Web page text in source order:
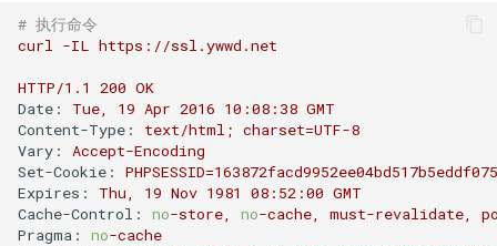
如何自定义 Django 镜像？
如何添加 php-imap扩展模
块？
如何设置 Tomcat容器JVM内
存？
如何自定义 Nodejs 镜像？
如何使用 NPM 安装 VUE 框
架?
Nodejs 使用国内 NPM镜像站
Nodejs 包管理器 NPM
Kubernetes 实战-资源限制
Kubernetes 实战-网络策略
Kubernetes 实战-SVC服务
Kubernetes 实战-机密数据
序？
如何使用 Python 完成 HTML
转 PDF任务？
如何将 Django数据库 从
Sqlite3 迁移到 Mysql？
XenServer 虚拟机无法安装系
统
XenServer 7.0
XenServer 设置虚拟机网络带
宽
Nginx echo 模块
Nginx if与set指令
Nginx 与 X-Forwarded-For
Nginx 配置泛域名
Postgresql 客户端 psql
Mysql容器设置字符集
Mysql容器设置sql_mode模
式
Ubuntu 密码管理软件
keepassx
Remmina 共享文件夹
Ubuntu Grub2没有Windows引
导菜单
Cisco 3560X 升级 License
Cisco Command rejected not
allowed on this interface
使用 wireshark 对比 https 与
http 协议
部署 Maven
Harbor 仓库自动复制镜像
Harbor Send email failed:501
用Harbor实现容器镜像仓库的
管理和运维
Zabbix 配置macro变量
Zabbix 监控 Haproxy
Haproxy 状态统计脚本
Haproxy 配置统计 Socket
Git 配置代理
使用git完成程序上线流程
Git 分布式版本控制系统
git-shell 禁止git用户登陆系统
CentOS Ignoring disk sda
Sysbench IO基准测试
Rsync 删除海量文件测试
简单RAID磁盘阵列测试
Windows Thin PC
Windows slmgr.vbs 命令
Windows 添加静态路由
Windows 2003 配置ASP环境
# 执行命令
curl -IL https://ssl.ywwd.net
HTTP/1.1 200 OK
Date:
Tue, 19 Apr 2016 10:08:38 GMT
Content-Type:
text/html; charset=UTF-8
Vary:
Accept-Encoding
Set-Cookie:
Expires:
Thu, 19 Nov 1981 08:52:00 GMT
Cache-Control:
no-store, no-cache, must-revalidate,
Pragma:
no-cache